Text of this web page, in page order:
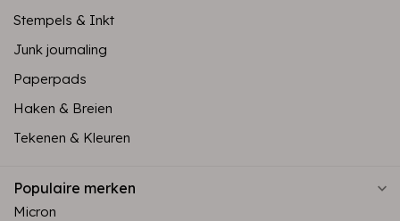
Stempels & Inkt
Junk journaling
Paperpads
Haken & Breien
Tekenen & Kleuren
Populaire merken
Micron